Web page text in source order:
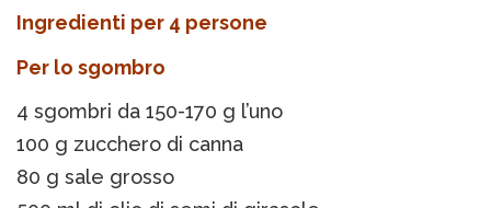
Ingredienti per 4 persone
Per lo sgombro
4 sgombri da 150-170 g l’uno
100 g zucchero di canna
80 g sale grosso